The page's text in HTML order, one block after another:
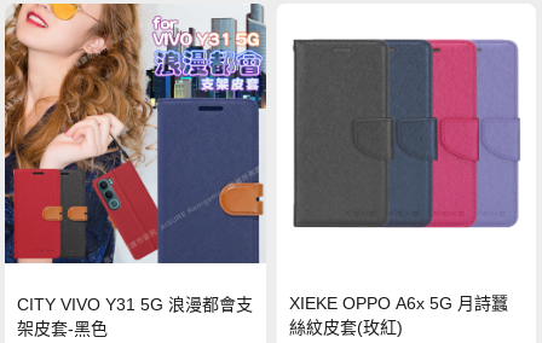
CITY VIVO Y31 5G 浪漫都會支
架皮套-黑色
XIEKE OPPO A6x 5G 月詩蠶
絲紋皮套(玫紅)